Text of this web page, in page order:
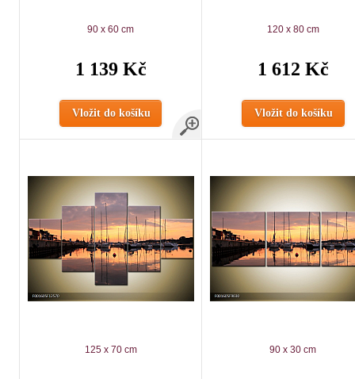
90 x 60 cm
1 139 Kč
Vložit do košíku
120 x 80 cm
1 612 Kč
Vložit do košíku
125 x 70 cm 90 x 30 cm